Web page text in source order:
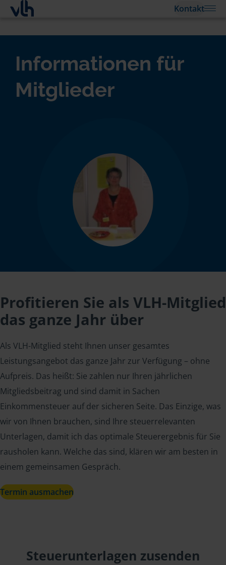
Kontakt
Informationen für
Mitglieder
Profitieren Sie als VLH-Mitglied
das ganze Jahr über
Als VLH-Mitglied steht Ihnen unser gesamtes
Leistungsangebot das ganze Jahr zur Verfügung – ohne
Aufpreis. Das heißt: Sie zahlen nur Ihren jährlichen
Mitgliedsbeitrag und sind damit in Sachen
Einkommensteuer auf der sicheren Seite. Das Einzige, was
wir von Ihnen brauchen, sind Ihre steuerrelevanten
Unterlagen, damit ich das optimale Steuerergebnis für Sie
rausholen kann. Welche das sind, klären wir am besten in
einem gemeinsamen Gespräch.
Termin ausmachen
Steuerunterlagen zusenden